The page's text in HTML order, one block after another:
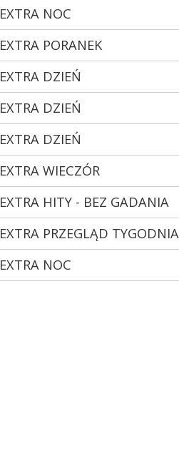
EXTRA NOC
EXTRA PORANEK
EXTRA DZIEŃ
EXTRA DZIEŃ
EXTRA DZIEŃ
EXTRA WIECZÓR
EXTRA HITY - BEZ GADANIA
EXTRA PRZEGLĄD TYGODNIA
EXTRA NOC